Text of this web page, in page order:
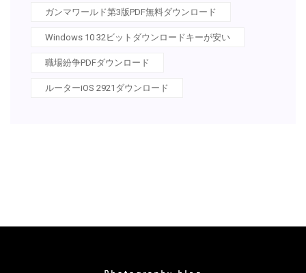
ガンマワールド第3版PDF無料ダウンロード
Windows 10 32ビットダウンロードキーが安い
職場紛争PDFダウンロード
ルーターiOS 2921ダウンロード